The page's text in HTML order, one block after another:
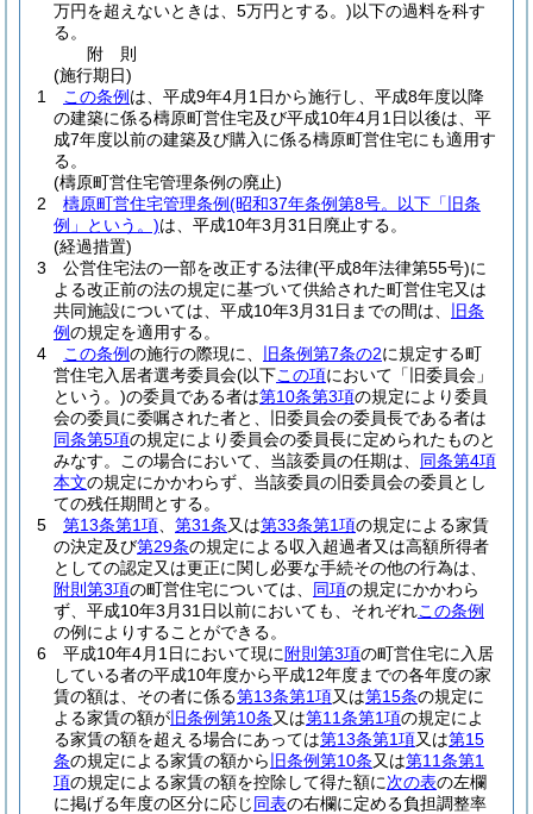
万円を超えないときは、5万円とする。)以下の過料を科す
る。
附 則
(施行期日)
1
この条例 は、平成9年4月1日から施行し、平成8年度以降
の建築に係る檮原町営住宅及び平成10年4月1日以後は、平
成7年度以前の建築及び購入に係る檮原町営住宅にも適用す
る。
(檮原町営住宅管理条例の廃止)
2
檮原町営住宅管理条例(昭和37年条例第8号。以下「旧条
例」という。)は、平成10年3月31日廃止する。
(経過措置)
3
公営住宅法の一部を改正する法律(平成8年法律第55号)に
よる改正前の法の規定に基づいて供給された町営住宅又は
共同施設については、平成10年3月31日までの間は、
旧条
例の規定を適用する。
4
この条例の施行の際現に、 旧条例第7条の2に規定する町
営住宅入居者選考委員会(以下この項において「旧委員会」
という。)の委員である者は第10条第3項の規定により委員
会の委員に委嘱された者と、旧委員会の委員長である者は
同条第5項の規定により委員会の委員長に定められたものと
みなす。
この場合において、当該委員の任期は、 同条第4項
本文の規定にかかわらず、当該委員の旧委員会の委員とし
ての残任期間とする。
5
第13条第1項 第31条又は第33条第1項の規定による家賃
の決定及び第29条の規定による収入超過者又は高額所得者
としての認定又は更正に関し必要な手続その他の行為は、
附則第3項の町営住宅については、 同項の規定にかかわら
ず、平成10年3月31日以前においても、それぞれこの条例
の例によりすることができる。
6
平成10年4月1日において現に 附則第3項の町営住宅に入居
している者の平成10年度から平成12年度までの各年度の家
賃の額は、その者に係る第13条第1項又は第15条の規定に
よる家賃の額が 旧条例第10条又は第11条第1項の規定によ
る家賃の額を超える場合にあっては第13条第1項又は第15
条の規定による家賃の額から 旧条例第10条又は第11条第1
項の規定による家賃の額を控除して得た額に次の表の左欄
に掲げる年度の区分に応じ同表の右欄に定める負担調整率